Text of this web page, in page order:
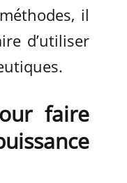
il
d’utiliser
faire